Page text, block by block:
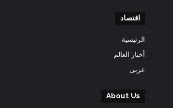
اقتصاد
الرئيسية
أخبار العالم
عربى
About Us